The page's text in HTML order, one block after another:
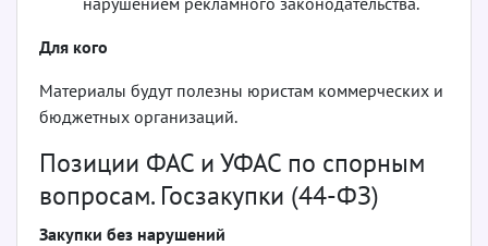
Для кого
Материалы будут полезны юристам коммерческих и
бюджетных организаций.
Позиции ФАС и УФАС по спорным
вопросам. Госзакупки (44-ФЗ)
Закупки без нарушений